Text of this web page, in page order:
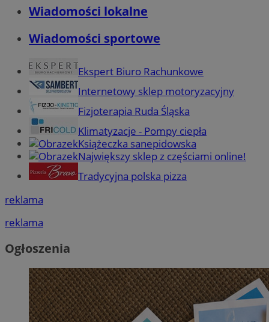
Wiadomości lokalne
Wiadomości sportowe
Ekspert Biuro Rachunkowe
Internetowy sklep motoryzacyjny
Fizjoterapia Ruda Śląska
Klimatyzacje - Pompy ciepła
Książeczka sanepidowska
Największy sklep z częściami online!
Tradycyjna polska pizza
reklama
reklama
Ogłoszenia